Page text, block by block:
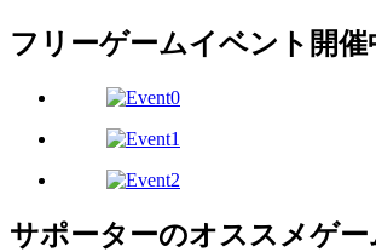
フリーゲームイベント開催
サポーターのオススメゲー